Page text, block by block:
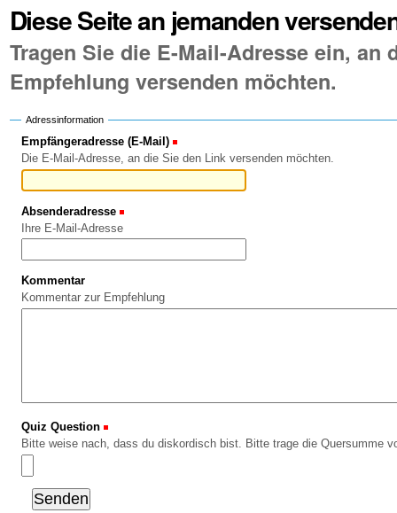
Diese Seite an jemanden
Tragen Sie die E-Mail-Adresse ein, an
Empfehlung versenden möchten.
Adressinformation
Empfängeradresse (E-Mail)
Die E-Mail-Adresse, an die Sie den Link versenden möchten.
Absenderadresse
Ihre E-Mail-Adresse
Kommentar
Kommentar zur Empfehlung
Quiz Question
Bitte weise nach, dass du diskordisch bist. Bitte trage die Quersumme